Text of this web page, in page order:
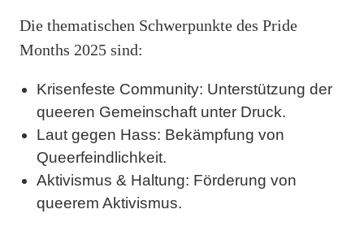
Die thematischen Schwerpunkte des Pride
Months 2025 sind:
Krisenfeste Community: Unterstützung der
queeren Gemeinschaft unter Druck.
Laut gegen Hass: Bekämpfung von
Queerfeindlichkeit.
Aktivismus & Haltung: Förderung von
queerem Aktivismus.